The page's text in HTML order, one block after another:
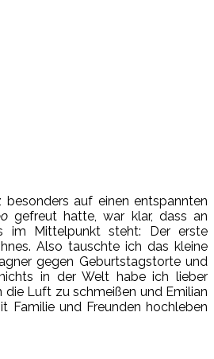
auf einen entspannten
gefreut hatte, war klar, dass an
im Mittelpunkt steht: Der erste
Also tauschte ich das kleine
gegen Geburtstagstorte und
in der Welt habe ich lieber
Luft zu schmeißen und Emilian
Familie und Freunden hochleben